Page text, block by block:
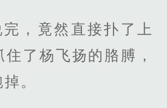
，竟然直接扑了上
了杨飞扬的胳膊，
。